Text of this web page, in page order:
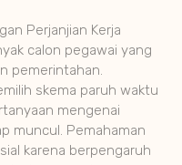
Perjanjian Kerja
calon pegawai yang
pemerintahan.
skema paruh waktu
mengenai
muncul. Pemahaman
karena berpengaruh